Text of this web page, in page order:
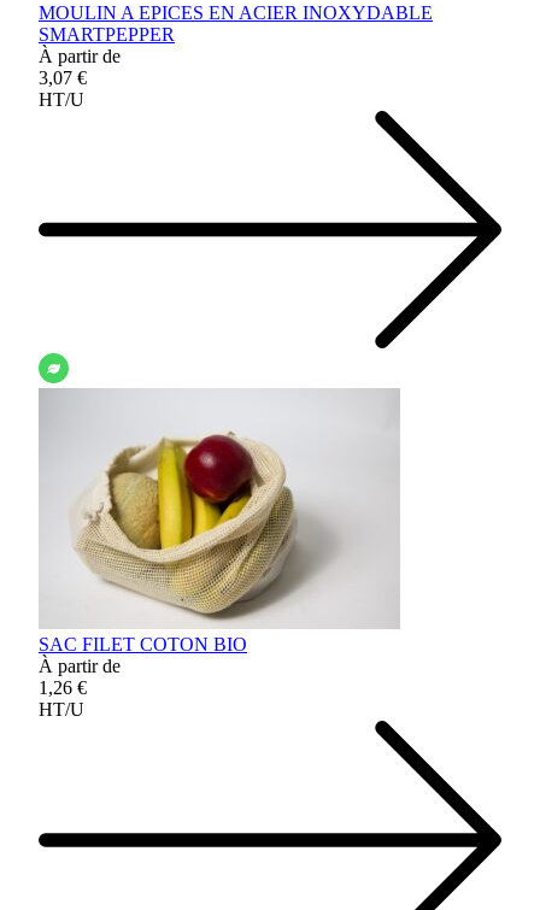
MOULIN A EPICES EN ACIER INOXYDABLE
SMARTPEPPER
À partir de
3,07 €
HT/U
SAC FILET COTON BIO
À partir de
1,26 €
HT/U